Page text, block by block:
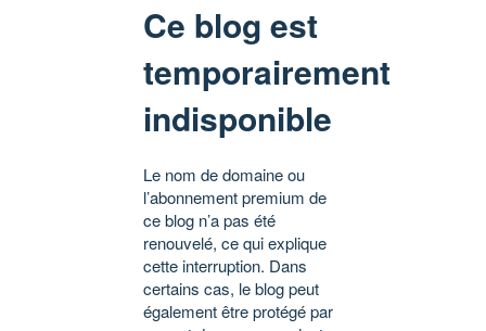
Ce blog est
temporairement
indisponible
Le nom de domaine ou
l’abonnement premium de
ce blog n’a pas été
renouvelé, ce qui explique
cette interruption. Dans
certains cas, le blog peut
également être protégé par